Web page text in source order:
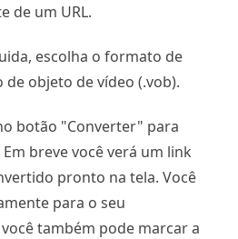
de um URL.
escolha o formato de
objeto de vídeo (.vob).
botão "Converter" para
breve você verá um link
pronto na tela. Você
para o seu
também pode marcar a